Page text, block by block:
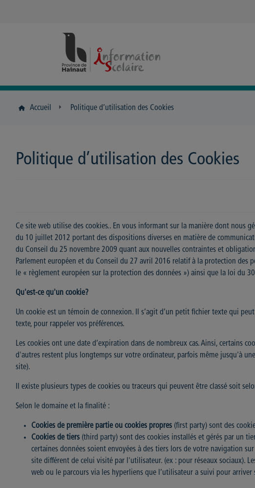
Accueil Politique d’utilisation des Cookies
Politique d’utilisation des Cookies
Ce site web utilise des cookies.. En vous informant sur la manière dont nous
du 10 juillet 2012 portant des dispositions diverses en matière de
du Conseil du 25 novembre 2009 quant aux nouvelles contraintes et
Parlement européen et du Conseil du 27 avril 2016 relatif à la protection des
le « règlement européen sur la protection des données ») ainsi que la loi du
Qu'est-ce qu'un cookie?
Un cookie est un témoin de connexion. Il s’agit d’un petit fichier texte qui
texte, pour rappeler vos préférences.
Les cookies ont une date d’expiration dans de nombreux cas. Ainsi, certains
d'autres restent plus longtemps sur votre ordinateur, parfois même jusqu'à
site).
Il existe plusieurs types de cookies ou traceurs qui peuvent être classé soit
Selon le domaine et la finalité :
Cookies de première partie ou cookies propres (first party) sont des
Cookies de tiers (third party) sont des cookies installés et gérés par un
certaines données soient envoyées à des tiers lors de votre navigation
site différent de celui visité par l'utilisateur. (ex : pour réseaux sociaux).
web ou le parcours via les hyperliens que l’utilisateur a suivi pour